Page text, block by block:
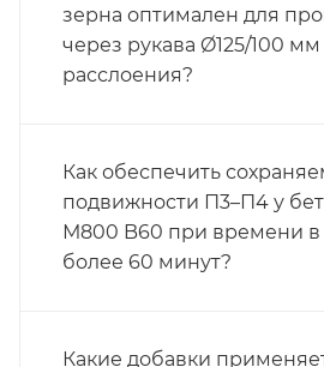
зерна оптимален для
через рукава Ø125/100 мм
расслоения?
Как обеспечить
подвижности П3–П4 у
М800 B60 при времени в
более 60 минут?
Какие добавки